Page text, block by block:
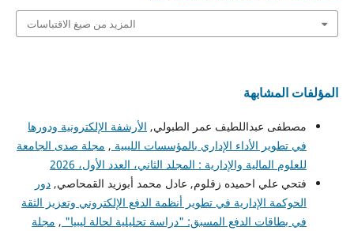
المزيد من صيغ الاقتباسات
المؤلفات المشابهة
مصطفى عبداللطيف عمر الطبولي, الأرشفة الإلكترونية ودورها
في تطوير الأداء الإداري بالمؤسسات الليبية , مجلة صدى الجامعة
للعلوم المالية والإدارية : المجلد الثاني، العدد الأول، 2026
فتحي علي احميده زقلوم, عادل محمد أبوزيد القمحاصي, دور
الحوكمة الإدارية في تطوير أنظمة الدفع الإلكتروني وتعزيز الثقة
في بطاقات الدفع المسبق: "دراسة تحليلية لحالة ليبيا" , مجلة